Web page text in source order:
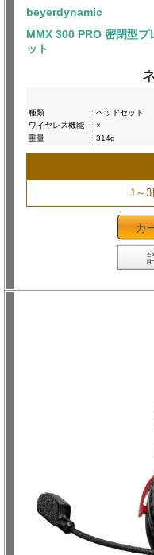
beyerdynamic
MMX 300 PRO 密閉型プ
ット
種類
:
ヘッドセット
ワイヤレス機能 :
×
重量
: 314g
1～
カ